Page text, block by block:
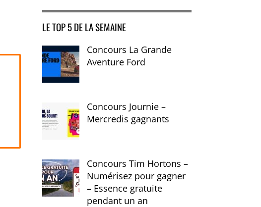
LE TOP 5 DE LA SEMAINE
Concours La Grande
Aventure Ford
Concours Journie –
Mercredis gagnants
Concours Tim Hortons –
Numérisez pour gagner
– Essence gratuite
pendant un an